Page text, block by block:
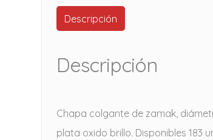
Descripción
Descripción
Chapa colgante de zamak,
plata oxido brillo. Disponibles 183